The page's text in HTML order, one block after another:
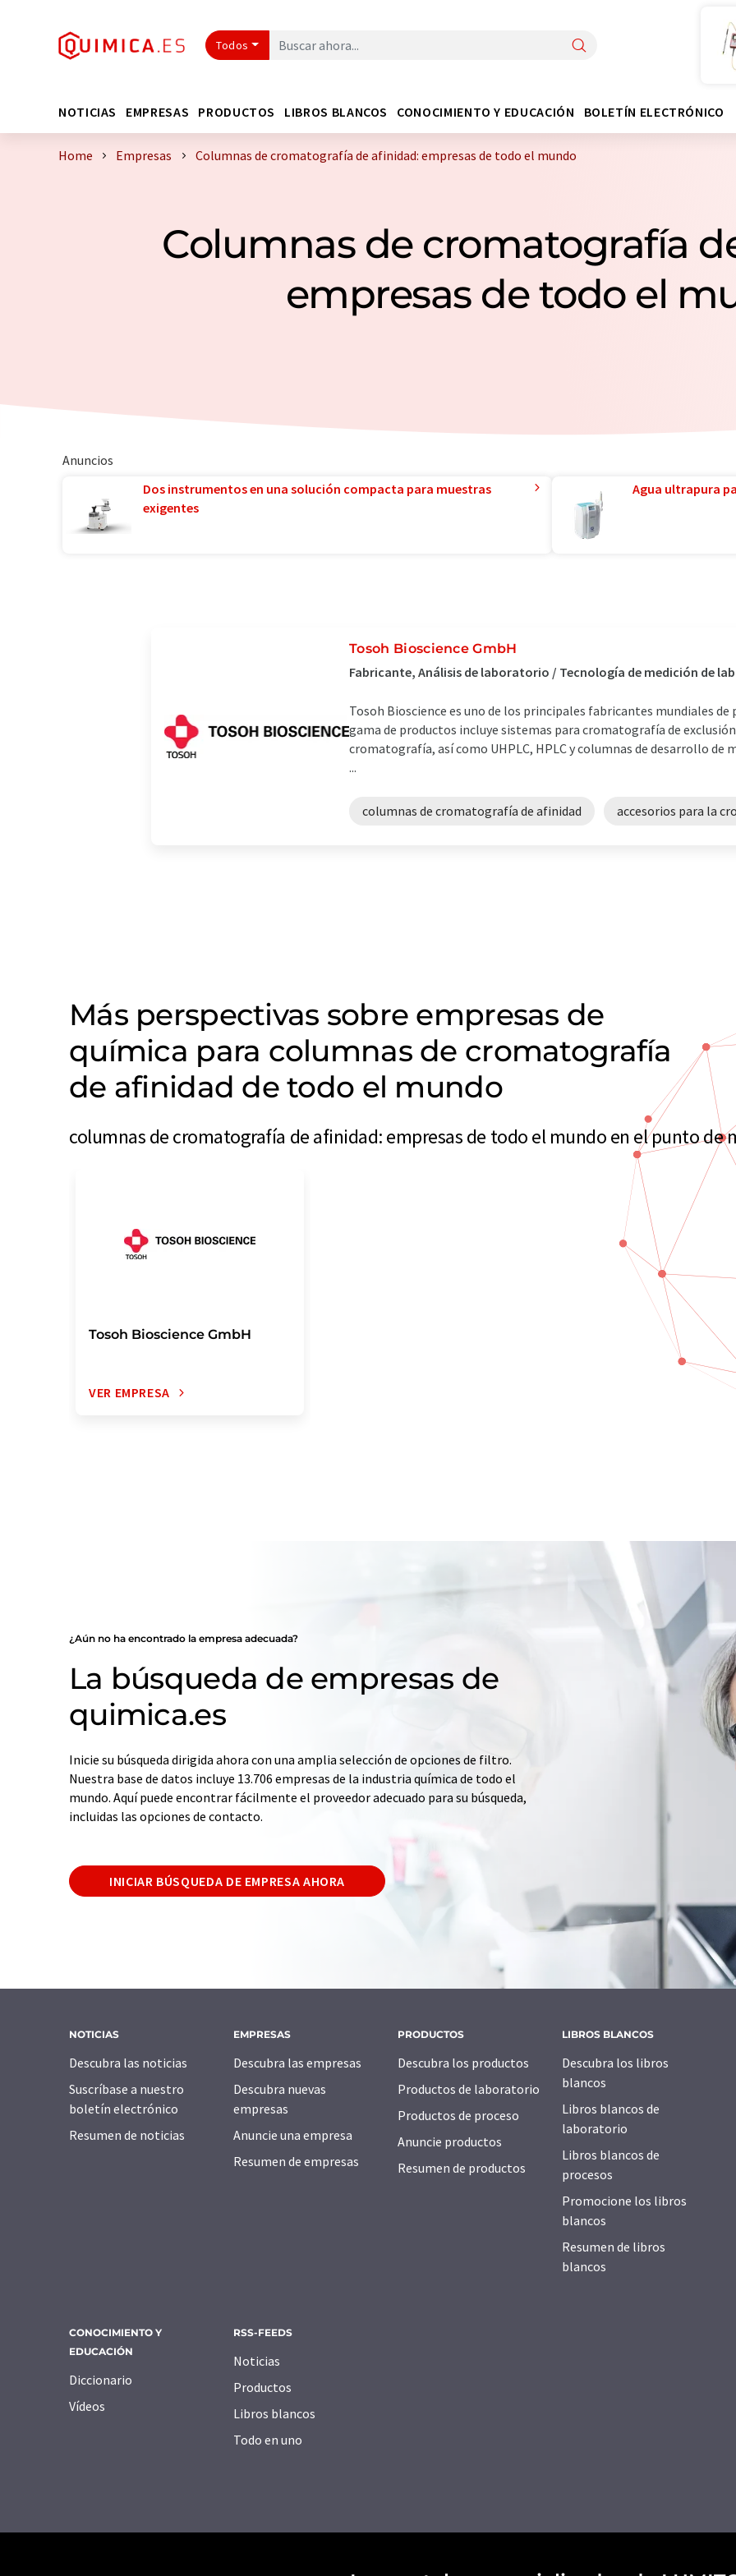
Todos
NOTICIAS EMPRESAS PRODUCTOS LIBROS BLANCOS CONOCIMIENTO Y EDUCACIÓN BOLETÍN ELECTRÓNICO
Home Empresas Columnas de cromatografía de afinidad: empresas de todo el mundo
Columnas de cromatografía
empresas de todo el
Anuncios
Dos instrumentos en una solución compacta para muestras
exigentes
Agua ultrapura
Tosoh Bioscience GmbH
Fabricante, Análisis de laboratorio / Tecnología de medición de
Tosoh Bioscience es uno de los principales fabricantes mundiales
gama de productos incluye sistemas para cromatografía de
cromatografía, así como UHPLC, HPLC y columnas de desarrollo de
...
columnas de cromatografía de afinidad accesorios para la
Más perspectivas sobre empresas de
química para columnas de cromatografía
de afinidad de todo el mundo
columnas de cromatografía de afinidad: empresas de todo el mundo en el punto de
Tosoh Bioscience GmbH
VER EMPRESA
¿Aún no ha encontrado la empresa adecuada?
La búsqueda de empresas de
quimica.es
Inicie su búsqueda dirigida ahora con una amplia selección de opciones de filtro.
Nuestra base de datos incluye 13.706 empresas de la industria química de todo el
mundo. Aquí puede encontrar fácilmente el proveedor adecuado para su búsqueda,
incluidas las opciones de contacto.
INICIAR BÚSQUEDA DE EMPRESA AHORA
NOTICIAS
Descubra las noticias
Suscríbase a nuestro
boletín electrónico
Resumen de noticias
EMPRESAS
Descubra las empresas
Descubra nuevas
empresas
Anuncie una empresa
Resumen de empresas
PRODUCTOS
Descubra los productos
Productos de laboratorio
Productos de proceso
Anuncie productos
Resumen de productos
LIBROS BLANCOS
Descubra los libros
blancos
Libros blancos de
laboratorio
Libros blancos de
procesos
Promocione los libros
blancos
Resumen de libros
blancos
CONOCIMIENTO Y
EDUCACIÓN
Diccionario
Vídeos
RSS-FEEDS
Noticias
Productos
Libros blancos
Todo en uno